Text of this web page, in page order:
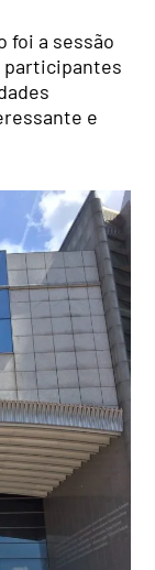
foi a sessão
participantes
e